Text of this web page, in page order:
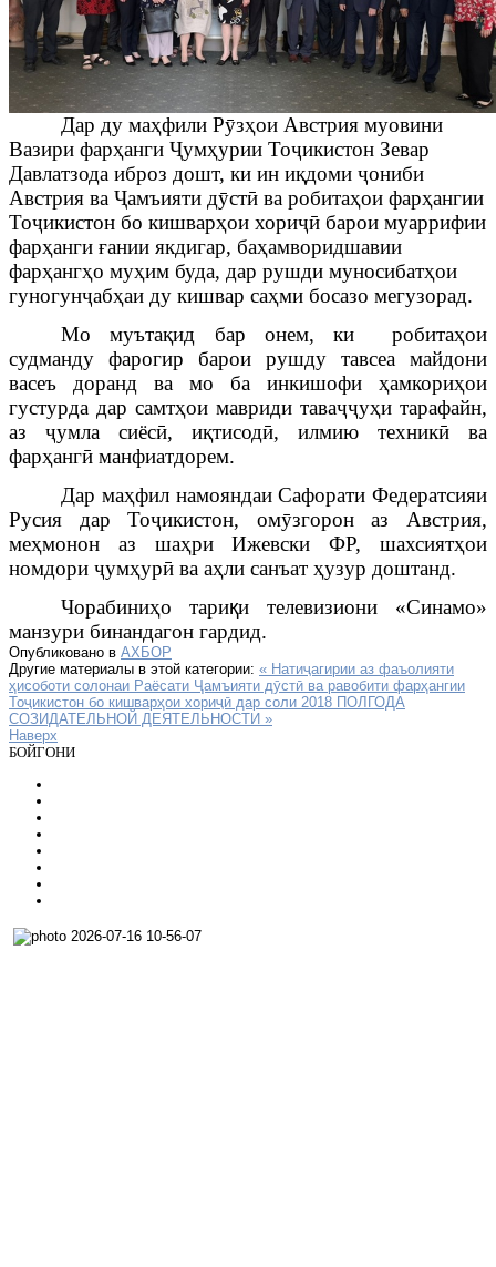
Дар ду маҳфили Рӯзҳои Австрия муовини
Вазири фарҳанги Ҷумҳурии Тоҷикистон Зевар
Давлатзода иброз дошт, ки ин иқдоми ҷониби
Австрия ва Ҷамъияти дӯстӣ ва робитаҳои фарҳангии
Тоҷикистон бо кишварҳои хориҷӣ барои муаррифии
фарҳанги ғании якдигар, баҳамворидшавии
фарҳангҳо муҳим буда, дар рушди муносибатҳои
гуногунҷабҳаи ду кишвар саҳми босазо мегузорад.
Мо муътақид бар онем, ки робитаҳои
судманду фарогир барои рушду тавсеа майдони
васеъ доранд ва мо ба инкишофи ҳамкориҳои
густурда дар самтҳои мавриди таваҷҷуҳи тарафайн,
аз ҷумла сиёсӣ, иқтисодӣ, илмию техникӣ ва
фарҳангӣ манфиатдорем.
Дар маҳфил намояндаи Сафорати Федератсияи
Русия дар Тоҷикистон, омӯзгорон аз Австрия,
меҳмонон аз шаҳри Ижевски ФР, шахсиятҳои
номдори ҷумҳурӣ ва аҳли санъат ҳузур доштанд.
Чорабиниҳо тариқи телевизиони «Синамо»
манзури бинандагон гардид.
Опубликовано в АХБОР
Другие материалы в этой категории: « Натиҷагирии аз фаъолияти
ҳисоботи солонаи Раёсати Ҷамъияти дӯстӣ ва равобити фарҳангии
Тоҷикистон бо кишварҳои хориҷӣ дар соли 2018 ПОЛГОДА
СОЗИДАТЕЛЬНОЙ ДЕЯТЕЛЬНОСТИ »
Наверх
БОЙГОНИ